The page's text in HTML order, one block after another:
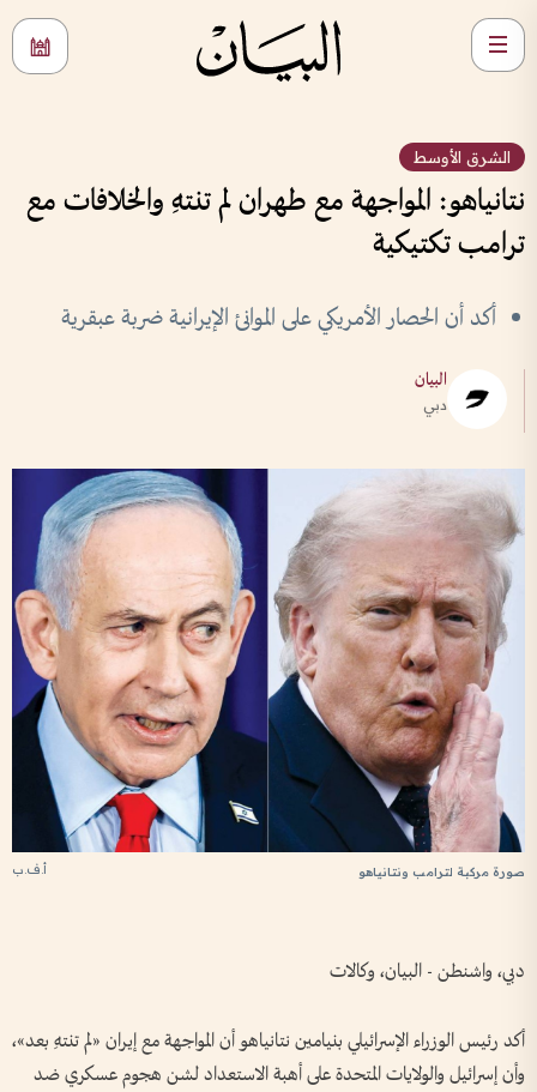
الشرق الأوسط
نتانياهو: المواجهة مع طهران لم تنتهِ والخلافات مع
ترامب تكتيكية
أكد أن الحصار الأمريكي على الموانئ الإيرانية ضربة عبقرية
البيان
دبي
أ.ف.ب صورة مركبة لترامب ونتانياهو
دبي، واشنطن - البيان، وكالات
أكد رئيس الوزراء الإسرائيلي بنيامين نتانياهو أن المواجهة مع إيران «لم تنتهِ بعد»،
وأن إسرائيل والولايات المتحدة على أهبة الاستعداد لشن هجوم عسكري ضد